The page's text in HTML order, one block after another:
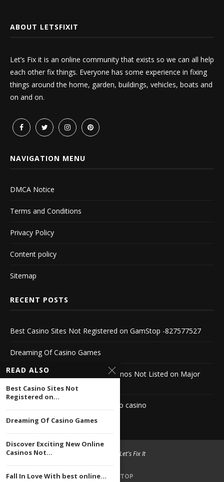
ABOUT LETSFIXIT
Let’s Fix it is an online community that exists so we can all help
each other fix things. Everyone has some experience in fixing
things around the home, garden, buildings, vehicles, boats and
on and on.
NAVIGATION MENU
DMCA Notice
Terms and Conditions
Privacy Policy
Content policy
Sitemap
RECENT POSTS
Best Casino Sites Not Registered on GamStop -827577527
Dreaming Of Casino Games
Discover Exciting New Online Casinos Not Listed on Major
Platforms
Fall In Love With best online crypto casino
2026 Let's Fix It
BACK TO TOP
READ ALSO
Best Casino Sites Not
Registered on...
Dreaming Of Casino Games
Discover Exciting New Online
Casinos Not...
Fall In Love With best online...